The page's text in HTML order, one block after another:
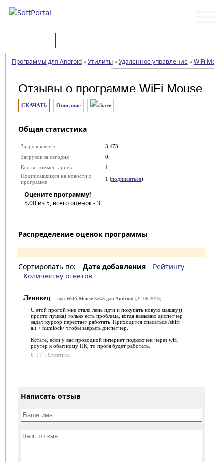
Программы для Android»Утилиты»Удаленное управление»WiFi
Отзывы о программе WiFi Mouse
СКАЧАТЬ Описание
Общая статистика
Загрузок всего
3 473
Загрузок за сегодня
0
Кол-во комментариев
1
Подписавшихся на новости о
программе
1 (подписаться)
Оцените программу!
5.00из 5, всего оценок -3
Распределение оценок программы
Сортировать по: Дате добавления
Рейтингу
Количеству ответов
Ленивец про WiFi Mouse 3.6.6 для Android [22-06-2018]
С этой прогой мне стало лень идти и покупать новую мышку))
просто пушка) только есть проблема, когда вызываю диспетчер
задач курсор перестаёт работать. Приходится спасаться /shift +
alt + numlock/ чтобы закрыть диспетчер.
Кстате, если у вас проводной интернет подключен через wifi
роутер к обычному ПК, то прога будет работать.
6
| 7 | Ответить
Написать отзыв